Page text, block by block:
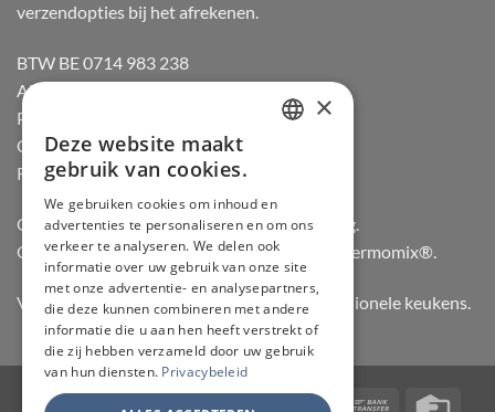
verzendopties bij het afrekenen.
BTW BE 0714 983 238
Algemene voorwaarden
Privacybeleid
Cookiebeleid
Retourneren
Officiële dealer van Gozney en Big Green Egg.
Officiële advisor en verdeler van Vorwerk Thermomix®.
Vertrouwd door hobbykoks, chefs en professionele keukens.
MasterCardBancontactBank
GERMAN
ENGLISH
×
Deze website maakt
gebruik van cookies.
We gebruiken cookies om inhoud en
advertenties te personaliseren en om ons
verkeer te analyseren. We delen ook
informatie over uw gebruik van onze site
met onze advertentie- en analysepartners,
die deze kunnen combineren met andere
informatie die u aan hen heeft verstrekt of
die zij hebben verzameld door uw gebruik
van hun diensten. Privacybeleid